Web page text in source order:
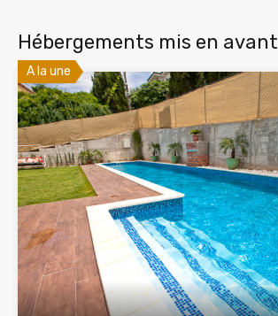
Hébergements mis en avant
A la une